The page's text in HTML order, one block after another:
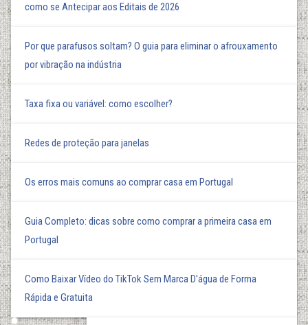
como se Antecipar aos Editais de 2026
Por que parafusos soltam? O guia para eliminar o afrouxamento
por vibração na indústria
Taxa fixa ou variável: como escolher?
Redes de proteção para janelas
Os erros mais comuns ao comprar casa em Portugal
Guia Completo: dicas sobre como comprar a primeira casa em
Portugal
Como Baixar Vídeo do TikTok Sem Marca D'água de Forma
Rápida e Gratuita